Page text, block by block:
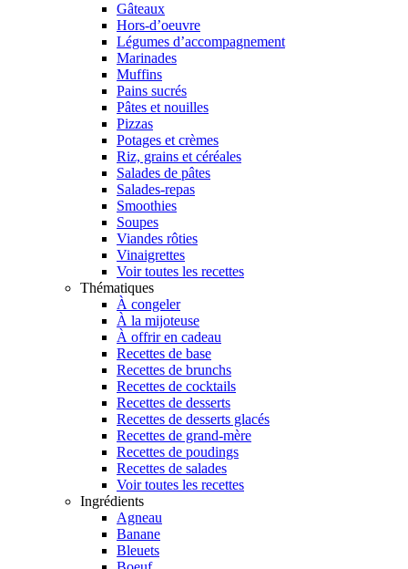
Gâteaux
Hors-d’oeuvre
Légumes d’accompagnement
Marinades
Muffins
Pains sucrés
Pâtes et nouilles
Pizzas
Potages et crèmes
Riz, grains et céréales
Salades de pâtes
Salades-repas
Smoothies
Soupes
Viandes rôties
Vinaigrettes
Voir toutes les recettes
Thématiques
À congeler
À la mijoteuse
À offrir en cadeau
Recettes de base
Recettes de brunchs
Recettes de cocktails
Recettes de desserts
Recettes de desserts glacés
Recettes de grand-mère
Recettes de poudings
Recettes de salades
Voir toutes les recettes
Ingrédients
Agneau
Banane
Bleuets